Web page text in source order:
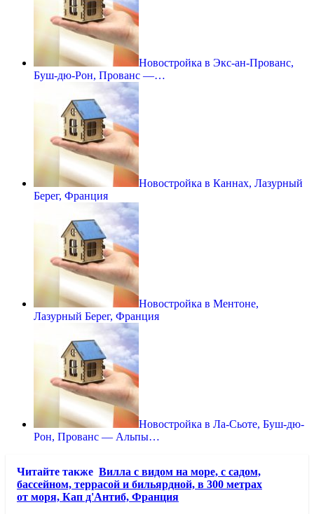
Новостройка в Экс-ан-Прованс,
Буш-дю-Рон, Прованс —…
Новостройка в Каннах, Лазурный
Берег, Франция
Новостройка в Ментоне,
Лазурный Берег, Франция
Новостройка в Ла-Сьоте, Буш-дю-
Рон, Прованс — Альпы…
Читайте также Вилла с видом на море, с садом,
бассейном, террасой и бильярдной, в 300 метрах
от моря, Кап д'Антиб, Франция